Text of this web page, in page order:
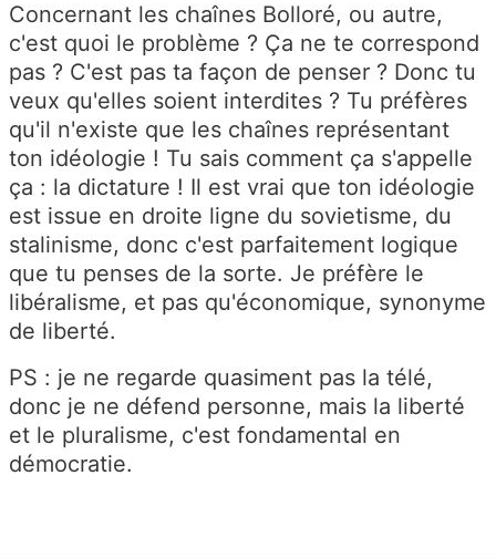
Concernant les chaînes Bolloré, ou autre,
c'est quoi le problème ? Ça ne te correspond
pas ? C'est pas ta façon de penser ? Donc tu
veux qu'elles soient interdites ? Tu préfères
qu'il n'existe que les chaînes représentant
ton idéologie ! Tu sais comment ça s'appelle
ça : la dictature ! Il est vrai que ton idéologie
est issue en droite ligne du sovietisme, du
stalinisme, donc c'est parfaitement logique
que tu penses de la sorte. Je préfère le
libéralisme, et pas qu'économique, synonyme
de liberté.
PS : je ne regarde quasiment pas la télé,
donc je ne défend personne, mais la liberté
et le pluralisme, c'est fondamental en
démocratie.